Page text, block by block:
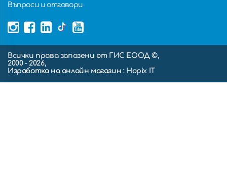
Въпроси и отговори
Всички права запазени от ГИС ЕООД ©,
2000 - 2026,
Изработка на онлайн магазин : Hopix IT